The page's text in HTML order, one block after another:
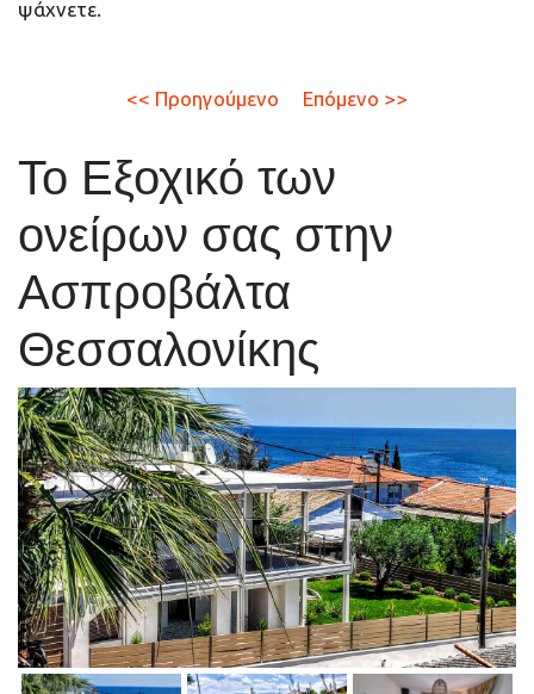
ψάχνετε.
<< Προηγούμενο Επόμενο >>
Το Εξοχικό των
ονείρων σας στην
Ασπροβάλτα
Θεσσαλονίκης